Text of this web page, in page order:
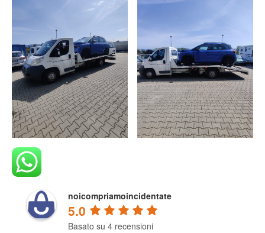
noicompriamoincidentate
5.0
Basato su 4 recensioni